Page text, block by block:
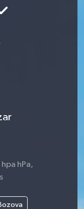
hPa,